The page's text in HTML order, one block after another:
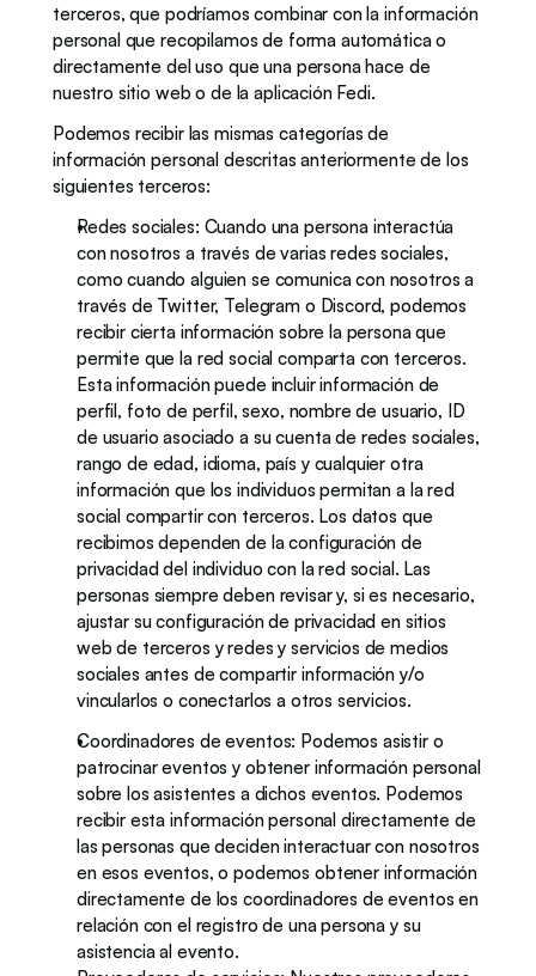
terceros, que podríamos combinar con la información
personal que recopilamos de forma automática o
directamente del uso que una persona hace de
nuestro sitio web o de la aplicación Fedi.
Podemos recibir las mismas categorías de
información personal descritas anteriormente de los
siguientes terceros:
Redes sociales: Cuando una persona interactúa
con nosotros a través de varias redes sociales,
como cuando alguien se comunica con nosotros a
través de Twitter, Telegram o Discord, podemos
recibir cierta información sobre la persona que
permite que la red social comparta con terceros.
Esta información puede incluir información de
perfil, foto de perfil, sexo, nombre de usuario, ID
de usuario asociado a su cuenta de redes sociales,
rango de edad, idioma, país y cualquier otra
información que los individuos permitan a la red
social compartir con terceros. Los datos que
recibimos dependen de la configuración de
privacidad del individuo con la red social. Las
personas siempre deben revisar y, si es necesario,
ajustar su configuración de privacidad en sitios
web de terceros y redes y servicios de medios
sociales antes de compartir información y/o
vincularlos o conectarlos a otros servicios.
Coordinadores de eventos: Podemos asistir o
patrocinar eventos y obtener información personal
sobre los asistentes a dichos eventos. Podemos
recibir esta información personal directamente de
las personas que deciden interactuar con nosotros
en esos eventos, o podemos obtener información
directamente de los coordinadores de eventos en
relación con el registro de una persona y su
asistencia al evento.